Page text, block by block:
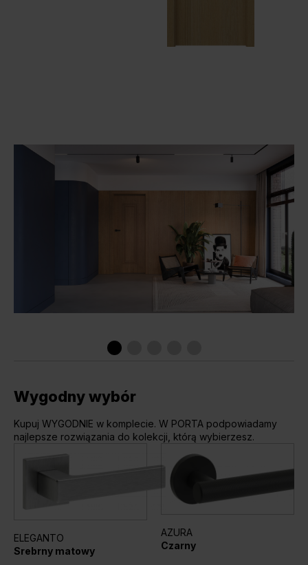
Wygodny wybór
Kupuj WYGODNIE w komplecie. W PORTA podpowiadamy
najlepsze rozwiązania do kolekcji, którą wybierzesz.
ELEGANTO
Srebrny matowy
AZURA
Czarny